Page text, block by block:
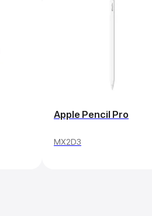
Apple Pencil Pro
MX2D3